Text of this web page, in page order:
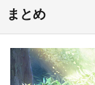
まとめ